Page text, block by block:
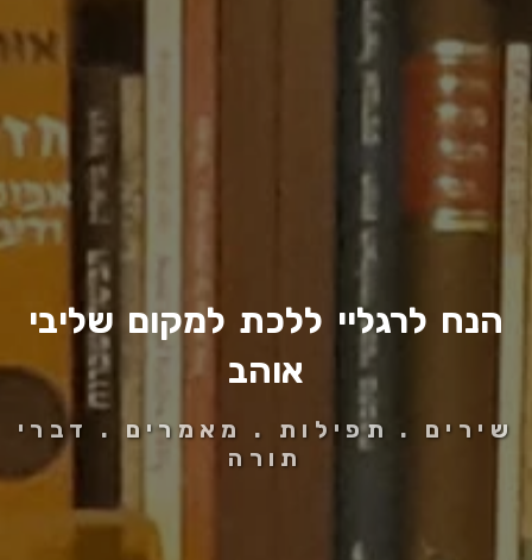
הנח לרגליי ללכת למקום שליבי
אוהב
שירים . תפילות . מאמרים . דברי
תורה